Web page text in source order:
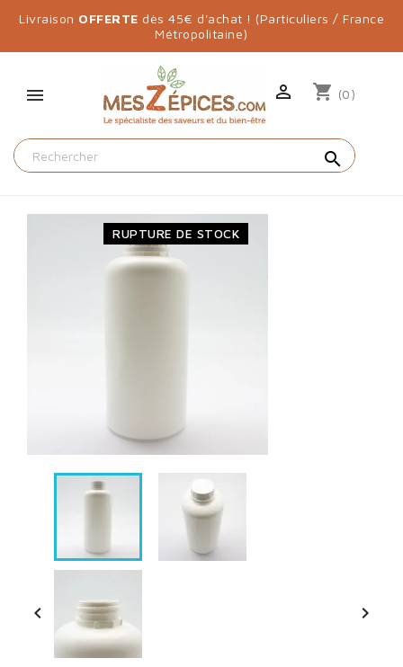
Livraison OFFERTE dès 45€ d'achat ! (Particuliers / France
Métropolitaine)
 shopping_cart (0)
search
RUPTURE DE STOCK
 